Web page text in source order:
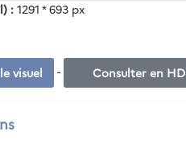
: 1291 * 693 px
visuel
- Consulter en HD